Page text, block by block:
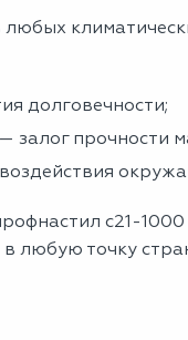
долговечности;
залог прочности
с21-
любую точку